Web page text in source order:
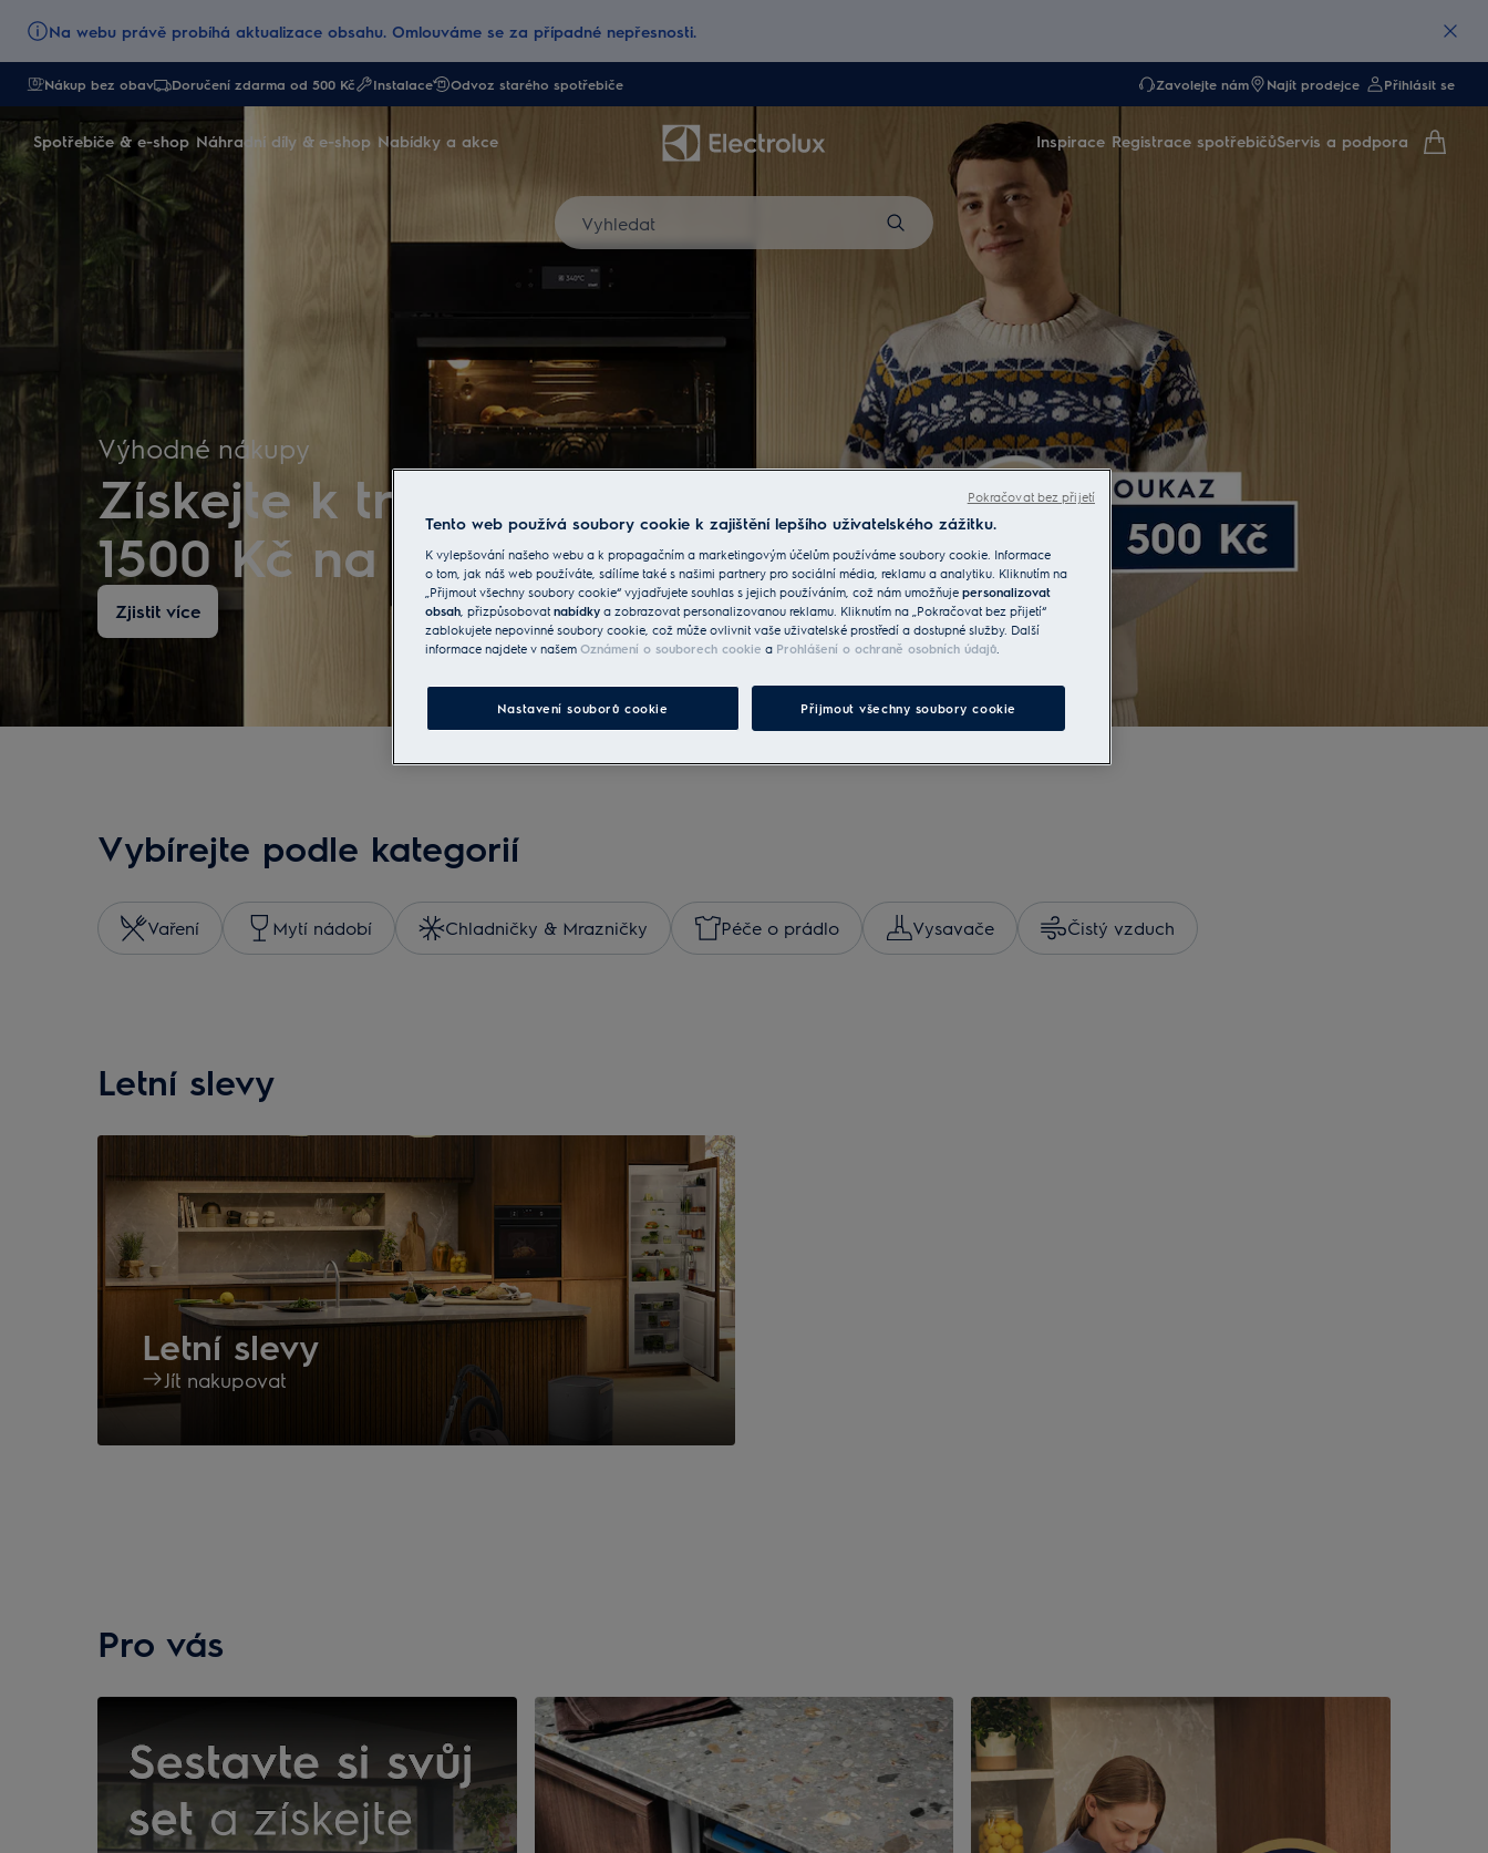
Na webu právě probíhá aktualizace obsahu. Omlouváme se za případné nepřesnosti.
Nákup bez obav Doručení zdarma od 500 Kč Instalace Odvoz starého spotřebiče Zavolejte nám Najít prodejce Přihlásit se
Spotřebiče & e-shop Náhradní díly & e-shop Nabídky a akce Inspirace Registrace spotřebičůServis a podpora
Vyhledat
Electrolux - Hero Block
Výhodné nákupy
Získejte k troubě PizzaExpert
1500 Kč na nákupy na Rohlik.cz
Zjistit více
Vybírejte podle kategorií
Vaření Mytí nádobí Chladničky & Mrazničky Péče o prádlo Vysavače Čistý vzduch
Letní slevy
Letní slevy
Jít nakupovat
Pro vás
Tento web používá soubory cookie k zajištění lepšího uživatelského zážitku.
K vylepšování našeho webu a k propagačním a marketingovým účelům používáme soubory cookie. Informace
o tom, jak náš web používáte, sdílíme také s našimi partnery pro sociální média, reklamu a analytiku. Kliknutím na
„Přijmout všechny soubory cookie“ vyjadřujete souhlas s jejich používáním, což nám umožňuje personalizovat
obsah, přizpůsobovat nabídky a zobrazovat personalizovanou reklamu. Kliknutím na „Pokračovat bez přijetí“
zablokujete nepovinné soubory cookie, což může ovlivnit vaše uživatelské prostředí a dostupné služby. Další
informace najdete v našem Oznámení o souborech cookie a Prohlášení o ochraně osobních údajů.
Nastavení souborů cookie Přijmout všechny soubory cookie
Pokračovat bez přijetí